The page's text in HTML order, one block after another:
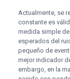
Actualmente, se
constante es
medida simple
esperados del
pequeño de
mejor indicador
embargo, en la